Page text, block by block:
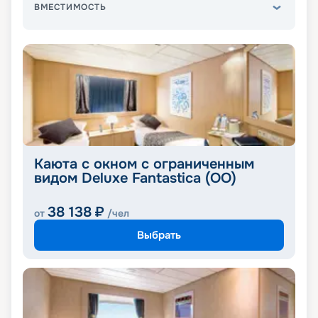
ВМЕСТИМОСТЬ
Каюта с окном с ограниченным
видом Deluxe Fantastica (OO)
от 38 138 ₽ /чел
Выбрать